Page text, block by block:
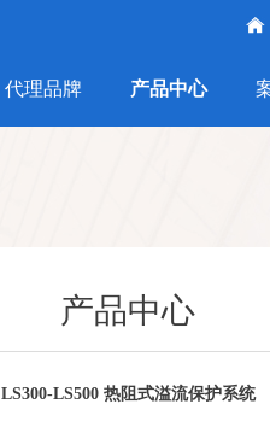
代理品牌 产品中心
产品中心
LS300-LS500 热阻式溢流保护系统